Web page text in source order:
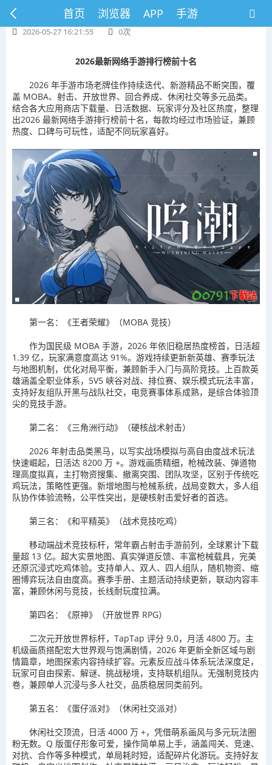
首页 浏览器 APP 手游
2026-05-27 16:21:55 0次
2026最新网络手游排行榜前十名
2026 年手游市场老牌佳作持续迭代、新游精品不断突围，覆
盖 MOBA、射击、开放世界、回合养成、休闲社交等多元品类。
结合各大应用商店下载量、日活数据、玩家评分及社区热度，整理
出2026 最新网络手游排行榜前十名，每款均经过市场验证，兼顾
热度、口碑与可玩性，适配不同玩家喜好。
第一名：《王者荣耀》（MOBA 竞技）
作为国民级 MOBA 手游，2026 年依旧稳居热度榜首，日活超
1.39 亿，玩家满意度高达 91%。游戏持续更新新英雄、赛季玩法
与地图机制，优化对局平衡，兼顾新手入门与高阶竞技。上百款英
雄涵盖全职业体系，5V5 峡谷对战、排位赛、娱乐模式玩法丰富，
支持好友组队开黑与战队社交，电竞赛事体系成熟，是综合体验顶
尖的竞技手游。
第二名：《三角洲行动》（硬核战术射击）
2026 年射击品类黑马，以写实战场模拟与高自由度战术玩法
快速崛起，日活达 8200 万 +。游戏画质精细，枪械改装、弹道物
理高度拟真，主打物资搜集、撤离突围、团队攻坚，区别于传统吃
鸡玩法，策略性更强。新增地图与枪械系统，战局变数大，多人组
队协作体验流畅，公平性突出，是硬核射击爱好者的首选。
第三名：《和平精英》（战术竞技吃鸡）
移动端战术竞技标杆，常年霸占射击手游前列，全球累计下载
量超 13 亿。超大实景地图、真实弹道反馈、丰富枪械载具，完美
还原沉浸式吃鸡体验。支持单人、双人、四人组队，随机物资、缩
圈博弈玩法自由度高。赛季手册、主题活动持续更新，联动内容丰
富，兼顾休闲与竞技，长线耐玩度拉满。
第四名：《原神》（开放世界 RPG）
二次元开放世界标杆，TapTap 评分 9.0，月活 4800 万。主
机级画质搭配宏大世界观与饱满剧情，2026 年更新全新区域与剧
情篇章，地图探索内容持续扩容。元素反应战斗体系玩法深度足，
玩家可自由探索、解谜、挑战秘境，支持联机组队。无强制竞技内
卷，兼顾单人沉浸与多人社交，品质稳居同类前列。
第五名：《蛋仔派对》（休闲社交派对）
休闲社交顶流，日活 4000 万 +，凭借萌系画风与多元玩法圈
粉无数。Q 版蛋仔形象可爱，操作简单易上手，涵盖闯关、竞速、
对抗、合作等多种模式，单局耗时短，适配碎片化游玩。支持好友